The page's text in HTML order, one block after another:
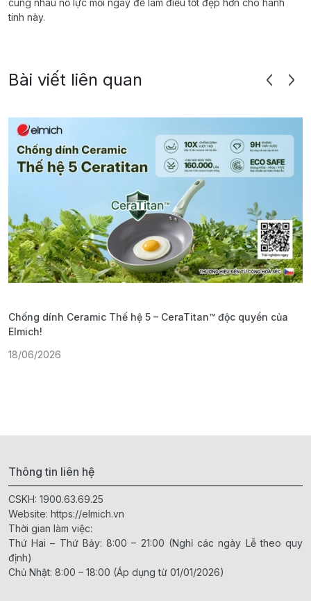
tinh này.
Bài viết liên quan
Chống dính Ceramic Thế hệ 5 – CeraTitan™ độc quyền của
Elmich!
18/06/2026
Thông tin liên hệ
CSKH: 1900.63.69.25
Website: https://elmich.vn
Thời gian làm việc:
Thứ Hai – Thứ Bảy: 8:00 – 21:00 (Nghỉ các ngày Lễ theo quy
định)
Chủ Nhật: 8:00 – 18:00 (Áp dụng từ 01/01/2026)